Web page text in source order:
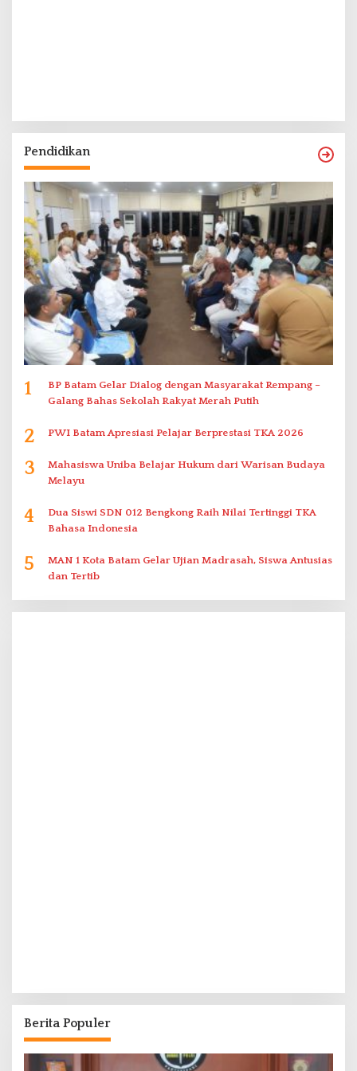
Pendidikan
1
BP Batam Gelar Dialog dengan Masyarakat Rempang –
Galang Bahas Sekolah Rakyat Merah Putih
2 PWI Batam Apresiasi Pelajar Berprestasi TKA 2026
3
Mahasiswa Uniba Belajar Hukum dari Warisan Budaya
Melayu
4
Dua Siswi SDN 012 Bengkong Raih Nilai Tertinggi TKA
Bahasa Indonesia
5
MAN 1 Kota Batam Gelar Ujian Madrasah, Siswa Antusias
dan Tertib
Berita Populer